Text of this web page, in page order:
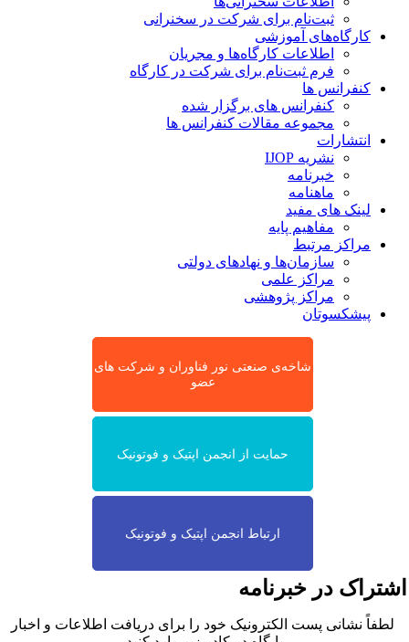
ثبت‌نام برای شرکت در سخنرانی
کارگاه‌های آموزشی
اطلاعات کارگاه‌ها و مجریان
فرم ثبت‌نام برای شرکت در کارگاه
کنفرانس ها
کنفرانس های برگزار شده
مجموعه مقالات کنفرانس ها
انتشارات
نشریه IJOP
خبرنامه
ماهنامه
لینک های مفید
مفاهیم پایه
مراکز مرتبط
سازمان‌ها و نهادهای دولتی
مراکز علمی
مراکز پژوهشی
پیشکسوتان
شاخه‌ی صنعتی نور فناوران و شرکت های
عضو
حمایت از انجمن اپتیک و فوتونیک
ارتباط انجمن اپتیک و فوتونیک
در خبرنامه
لطفاً نشانی پست الکترونیک خود را برای دریافت اطلاعات و اخبار